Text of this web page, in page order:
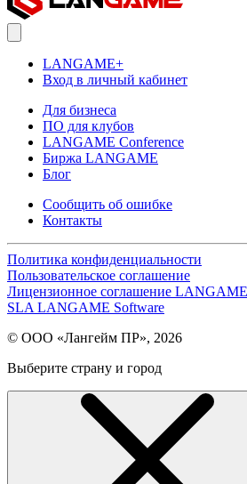
LANGAME+
Вход в личный кабинет
Для бизнеса
ПО для клубов
LANGAME Conference
Биржа LANGAME
Блог
Сообщить об ошибке
Контакты
Политика конфиденциальности
Пользовательское соглашение
Лицензионное соглашение
SLA LANGAME Software
© ООО «Лангейм ПР», 2026
Выберите страну и город